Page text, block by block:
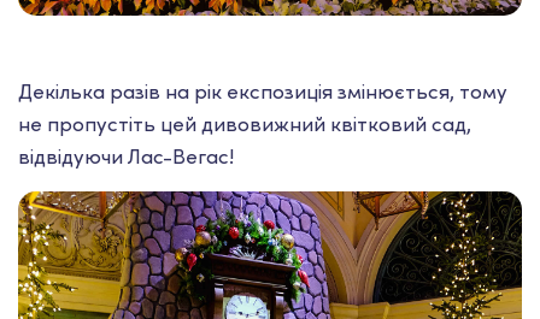
Декілька разів на рік експозиція змінюється, тому
не пропустіть цей дивовижний квітковий сад,
відвідуючи Лас-Вегас!